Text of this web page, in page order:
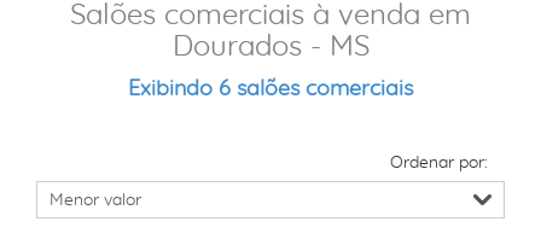
Salões comerciais à venda em
Dourados - MS
Exibindo 6 salões comerciais
Ordenar por: